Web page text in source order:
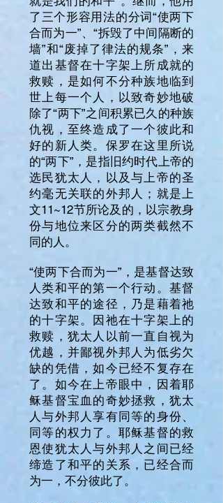
了三个形容用法的分词“使两下
合而为一”、“拆毁了中间隔断的
墙”和“废掉了律法的规条”，来
道出基督在十字架上所成就的
救赎，是如何不分种族地临到
世上每一个人，以致奇妙地破
除了“两下”之间积累已久的种族
仇视，至终造成了一个彼此和
好的新人类。保罗在这里所说
的“两下”，是指旧约时代上帝的
选民犹太人，以及与上帝的圣
约毫无关联的外邦人；就是上
文11~12节所论及的，以宗教身
份与地位来区分的两类截然不
同的人。
“使两下合而为一”，是基督达致
人类和平的第一个行动。基督
达致和平的途径，乃是藉着祂
的十字架。因祂在十字架上的
救赎，犹太人以前一直自视为
优越，并鄙视外邦人为低劣欠
缺的凭借，如今已经不复存在
了。如今在上帝眼中，因着耶
稣基督宝血的奇妙拯救，犹太
人与外邦人享有同等的身份、
同等的权力了。耶稣基督的救
恩使犹太人与外邦人之间已经
缔造了和平的关系，已经合而
为一，不分彼此了。